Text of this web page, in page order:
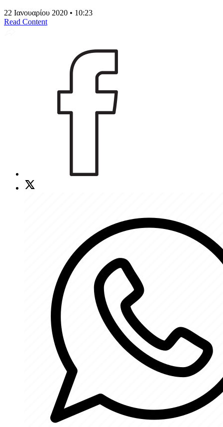
22 Ιανουαρίου 2020 • 10:23
Read Content